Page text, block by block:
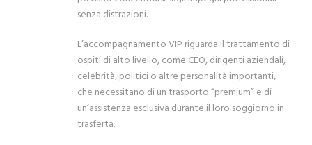
senza distrazioni.
L’accompagnamento VIP riguarda il trattamento di
ospiti di alto livello, come CEO, dirigenti aziendali,
celebrità, politici o altre personalità importanti,
che necessitano di un trasporto “premium” e di
un’assistenza esclusiva durante il loro soggiorno in
trasferta.